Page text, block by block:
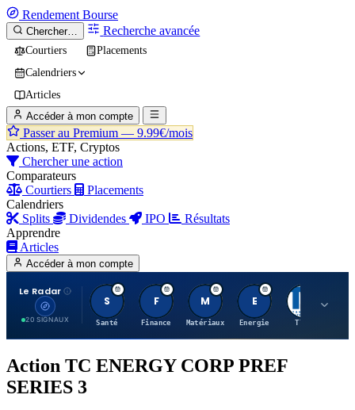
Rendement Bourse
Chercher… Recherche avancée
Courtiers
Placements
Calendriers
Articles
Accéder à mon compte
Passer au Premium — 9.99€/mois
Actions, ETF, Cryptos
Chercher une action
Comparateurs
Courtiers
Placements
Calendriers
Splits
Dividendes IPO
Résultats
Apprendre
Articles
Accéder à mon compte
Le Radar
20 SIGNAUX
S
Santé
F
Finance
M
Matériaux
E
Energie TTWO
Action TC ENERGY CORP PREF
SERIES 3